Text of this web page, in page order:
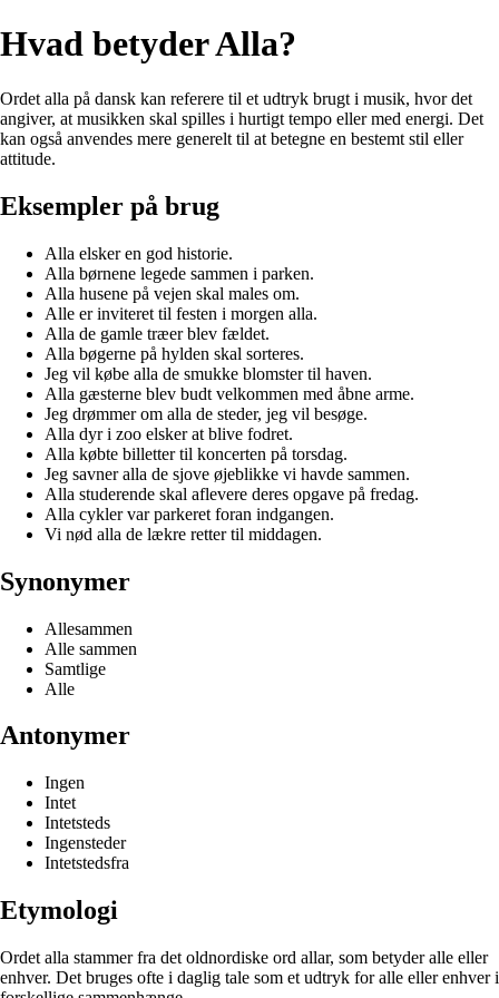
Hvad betyder Alla?
Ordet alla på dansk kan referere til et udtryk brugt i musik, hvor det
angiver, at musikken skal spilles i hurtigt tempo eller med energi. Det
kan også anvendes mere generelt til at betegne en bestemt stil eller
attitude.
Eksempler på brug
Alla elsker en god historie.
Alla børnene legede sammen i parken.
Alla husene på vejen skal males om.
Alle er inviteret til festen i morgen alla.
Alla de gamle træer blev fældet.
Alla bøgerne på hylden skal sorteres.
Jeg vil købe alla de smukke blomster til haven.
Alla gæsterne blev budt velkommen med åbne arme.
Jeg drømmer om alla de steder, jeg vil besøge.
Alla dyr i zoo elsker at blive fodret.
Alla købte billetter til koncerten på torsdag.
Jeg savner alla de sjove øjeblikke vi havde sammen.
Alla studerende skal aflevere deres opgave på fredag.
Alla cykler var parkeret foran indgangen.
Vi nød alla de lækre retter til middagen.
Synonymer
Allesammen
Alle sammen
Samtlige
Alle
Antonymer
Ingen
Intet
Intetsteds
Ingensteder
Intetstedsfra
Etymologi
Ordet alla stammer fra det oldnordiske ord allar, som betyder alle eller
enhver. Det bruges ofte i daglig tale som et udtryk for alle eller enhver i